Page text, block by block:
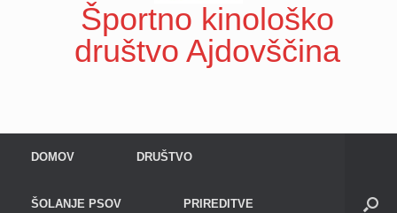
Športno kinološko
društvo Ajdovščina
DOMOV DRUŠTVO
ŠOLANJE PSOV PRIREDITVE